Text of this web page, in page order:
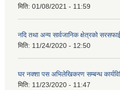
मिति: 01/08/2021 - 11:59
नदि तथा अन्य सार्वजानिक क्षेत्रको
मिति: 11/24/2020 - 12:50
घर नक्शा पस अभिलेखिकरण सम्बन्ध
मिति: 11/23/2020 - 11:47